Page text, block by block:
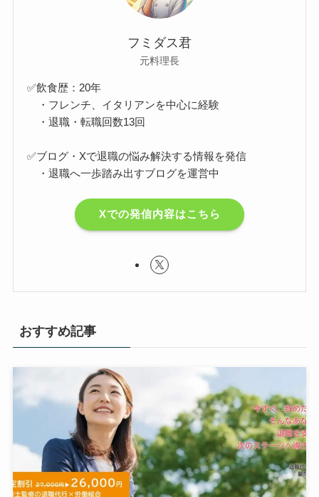
フミダス君
元料理長
✅飲食歴：20年
・フレンチ、イタリアンを中心に経験
・退職・転職回数13回
✅ブログ・Xで退職の悩み解決する情報を発信
・退職へ一歩踏み出すブログを運営中
Xでの発信内容はこちら
おすすめ記事